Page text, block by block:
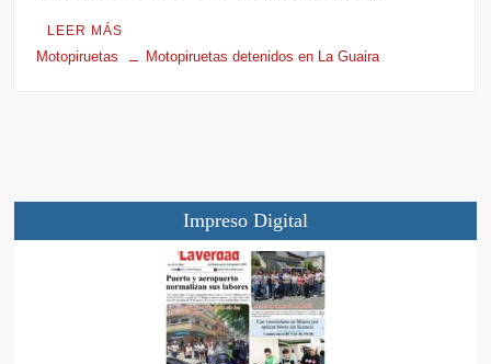
LEER MÁS
Motopiruetas Motopiruetas detenidos en La Guaira
Impreso Digital